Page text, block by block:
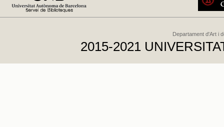
Departament d'Art i
2015-2021